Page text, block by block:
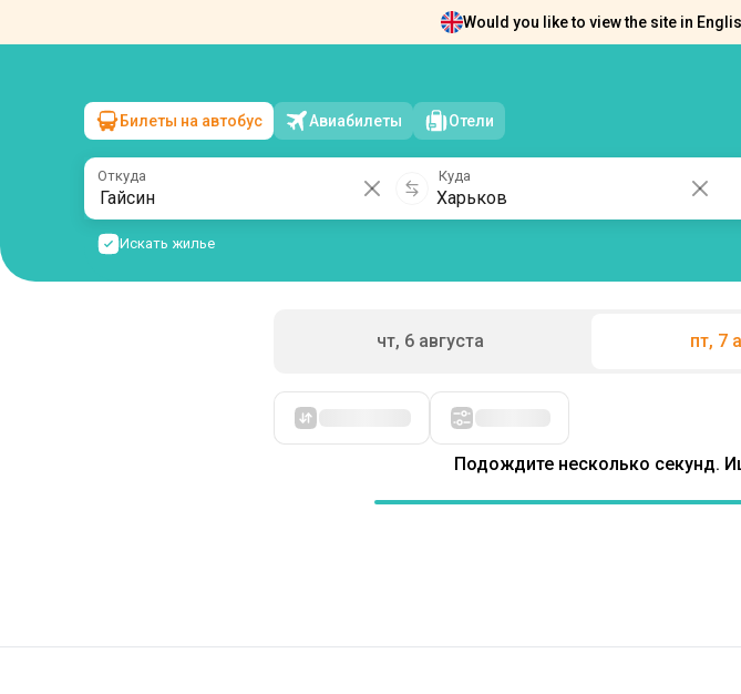
Would you like to view the site in
Гайсин→Харьков
пт, 7 августа/1 пассажир
Билеты на автобус Авиабилеты Отели
Откуда Куда
Искать жилье
чт, 6 августа пт, 7
Сначала дешевые